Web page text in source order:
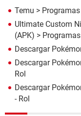
Temu >
Ultimate Custom
(APK) >
Descargar
Descargar
Rol
Descargar
- Rol